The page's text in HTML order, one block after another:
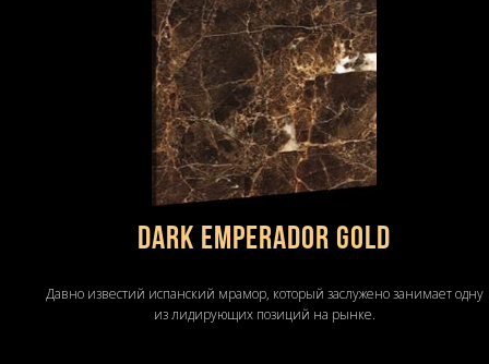
DARK EMPERADOR GOLD
Давно известий испанский мрамор, который заслужено занимает одну
из лидирующих позиций на рынке.